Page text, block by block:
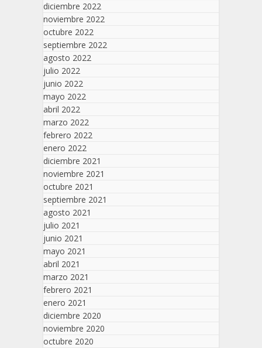
diciembre 2022
noviembre 2022
octubre 2022
septiembre 2022
agosto 2022
julio 2022
junio 2022
mayo 2022
abril 2022
marzo 2022
febrero 2022
enero 2022
diciembre 2021
noviembre 2021
octubre 2021
septiembre 2021
agosto 2021
julio 2021
junio 2021
mayo 2021
abril 2021
marzo 2021
febrero 2021
enero 2021
diciembre 2020
noviembre 2020
octubre 2020